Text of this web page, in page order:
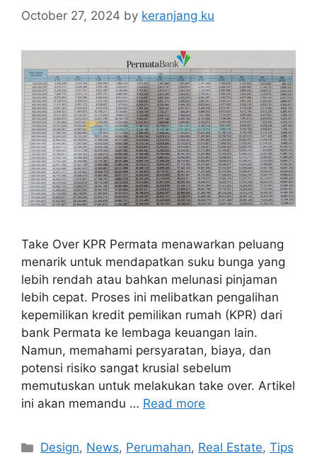
October 27, 2024 by keranjang ku
Take Over KPR Permata menawarkan peluang
menarik untuk mendapatkan suku bunga yang
lebih rendah atau bahkan melunasi pinjaman
lebih cepat. Proses ini melibatkan pengalihan
kepemilikan kredit pemilikan rumah (KPR) dari
bank Permata ke lembaga keuangan lain.
Namun, memahami persyaratan, biaya, dan
potensi risiko sangat krusial sebelum
memutuskan untuk melakukan take over. Artikel
ini akan memandu … Read more
Categories
Design, News, Perumahan, Real Estate,Tips